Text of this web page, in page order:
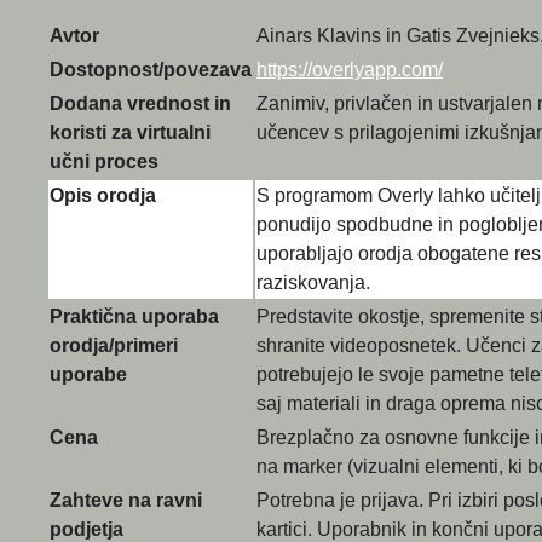
Avtor
Ainars Klavins in Gatis
Dostopnost/povezava https://overlyapp.com/
Dodana vrednost in
koristi za virtualni
učni proces
Zanimiv, privlačen in
učencev s prilagojenimi
Opis orodja
S programom Overly lahko
ponudijo spodbudne in
uporabljajo orodja obogatene
raziskovanja.
Praktična uporaba
orodja/primeri
uporabe
Predstavite okostje, spremenite
shranite videoposnetek. Učenci
potrebujejo le svoje pametne
saj materiali in draga oprema
Cena
Brezplačno za osnovne funkcije
na marker (vizualni elementi, ki
Zahteve na ravni
podjetja
Potrebna je prijava. Pri izbiri
kartici. Uporabnik in končni